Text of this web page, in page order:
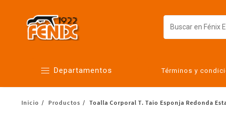
Departamentos
Alimentos
Términos y
Inicio Productos Toalla Corporal T. Taio Esponja Redonda